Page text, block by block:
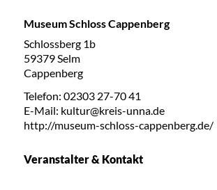
Museum Schloss Cappenberg
Schlossberg 1b
59379 Selm
Cappenberg
Telefon: 02303 27-70 41
E-Mail: kultur@kreis-unna.de
http://museum-schloss-cappenberg.de/
Veranstalter & Kontakt